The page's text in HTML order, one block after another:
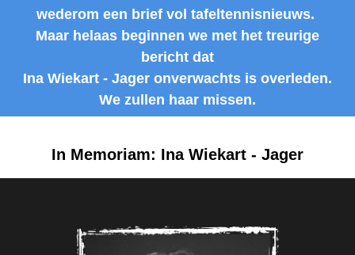
wederom een brief vol tafeltennisnieuws.
Maar helaas beginnen we met het treurige
bericht dat
Ina Wiekart - Jager onverwachts is overleden.
We zullen haar missen.
In Memoriam: Ina Wiekart - Jager